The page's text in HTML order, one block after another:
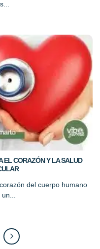
EL CORAZÓN Y LA SALUD
del cuerpo humano
un...